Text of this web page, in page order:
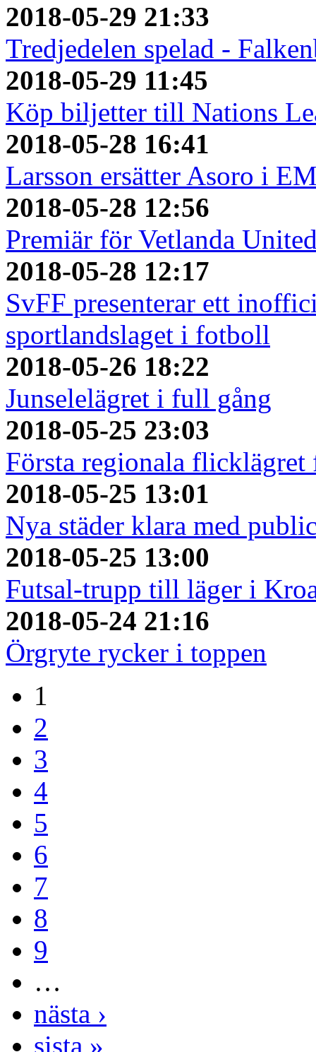
2018-05-29 21:33
Tredjedelen spelad -
2018-05-29 11:45
Köp biljetter till Nations
2018-05-28 16:41
Larsson ersätter Asoro i
2018-05-28 12:56
Premiär för Vetlanda
2018-05-28 12:17
SvFF presenterar ett
sportlandslaget i fotboll
2018-05-26 18:22
Junselelägret i full gång
2018-05-25 23:03
Första regionala
2018-05-25 13:01
Nya städer klara med
2018-05-25 13:00
Futsal-trupp till läger i
2018-05-24 21:16
Örgryte rycker i toppen
1
2
3
4
5
6
7
8
9
…
nästa ›
sista »